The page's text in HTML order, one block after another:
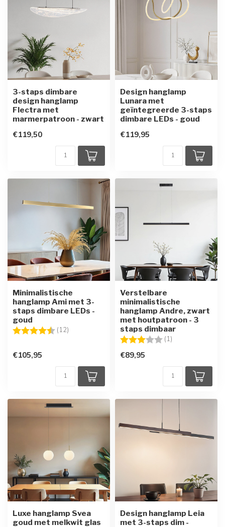
3-staps dimbare
design hanglamp
Flectra met
marmerpatroon - zwart
€119,50
Design hanglamp
Lunara met
geïntegreerde 3-staps
dimbare LEDs - goud
€119,95
Minimalistische
hanglamp Ami met 3-
staps dimbare LEDs -
goud
Beoordeling: (12)
€105,95
Verstelbare
minimalistische
hanglamp Andre, zwart
met houtpatroon - 3
staps dimbaar
Beoordeling: (1)
€89,95
Luxe hanglamp Svea
goud met melkwit glas
Design hanglamp Leia
met 3-staps dim -